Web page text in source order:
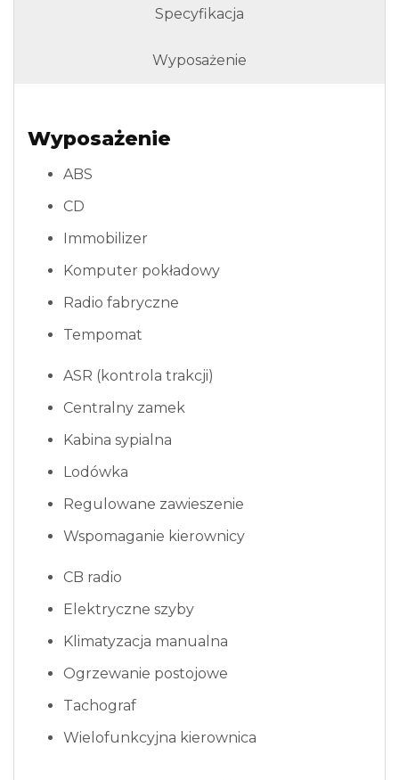
Specyfikacja
Wyposażenie
Wyposażenie
ABS
CD
Immobilizer
Komputer pokładowy
Radio fabryczne
Tempomat
ASR (kontrola trakcji)
Centralny zamek
Kabina sypialna
Lodówka
Regulowane zawieszenie
Wspomaganie kierownicy
CB radio
Elektryczne szyby
Klimatyzacja manualna
Ogrzewanie postojowe
Tachograf
Wielofunkcyjna kierownica